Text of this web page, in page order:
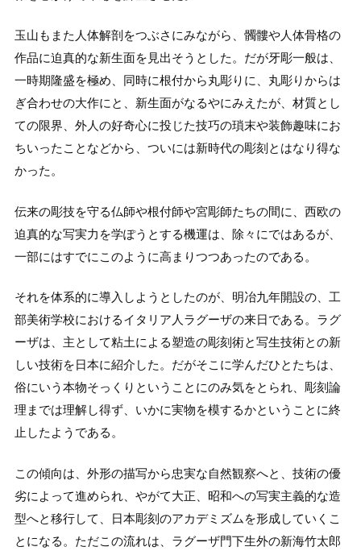
玉山もまた人体解剖をつぶさにみながら、髑髏や人体骨格の
作品に迫真的な新生面を見出そうとした。だが牙彫一般は、
一時期隆盛を極め、同時に根付から丸彫りに、丸彫りからは
ぎ合わせの大作にと、新生面がなるやにみえたが、材質とし
ての限界、外人の好奇心に投じた技巧の瑣末や装飾趣味にお
ちいったことなどから、ついには新時代の彫刻とはなり得な
かった。
伝来の彫技を守る仏師や根付師や宮彫師たちの間に、西欧の
迫真的な写実力を学ぽうとする機運は、除々にではあるが、
一部にはすでにこのように高まりつつあったのである。
それを体系的に導入しようとしたのが、明冶九年開設の、工
部美術学校におけるイタリア人ラグーザの来日である。ラグ
ーザは、主として粘土による塑造の彫刻術と写生技術との新
しい技術を日本に紹介した。だがそこに学んだひとたちは、
俗にいう本物そっくりということにのみ気をとられ、彫刻論
理までは理解し得ず、いかに実物を模するかということに終
止したようである。
この傾向は、外形の描写から忠実な自然観察へと、技術の優
劣によって進められ、やがて大正、昭和への写実主義的な造
型へと移行して、日本彫刻のアカデミズムを形成していくこ
とになる。ただこの流れは、ラグーザ門下生外の新海竹太郎